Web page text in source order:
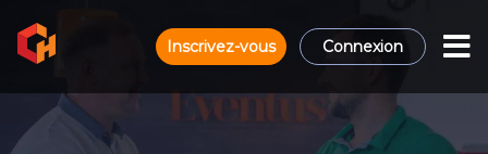
Inscrivez-vous Connexion